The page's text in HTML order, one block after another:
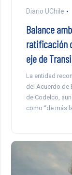
Diario UChile
Balance
ratificación
eje de
La entidad
del Acuerdo de
de Codelco,
como “de más